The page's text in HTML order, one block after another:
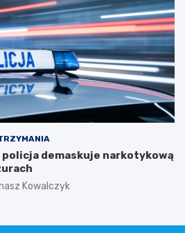
demaskuje narkotykową
Kowalczyk